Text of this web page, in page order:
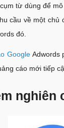
từ dùng để
cầu về một
đó.
Google Adwords
cáo mới tiếp
nghiên